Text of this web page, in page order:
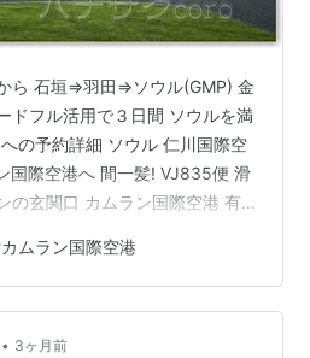
ら 石垣⇒羽田⇒ソウル(GMP) 金
ドフル活用で３日間 ソウルを満
の予約詳細 ソウル 仁川国際空
国際空港へ 間一髪! VJ835便 滑
の玄関口 カムラン国際空港 有
へ移動 まとめ 日本人からも…
どうかしてるぞ THE Room が…
は 石垣島から ココ１～２回で
呼び名のベトナム「ニャチャ
カムラン国際空港
• 3ヶ月前